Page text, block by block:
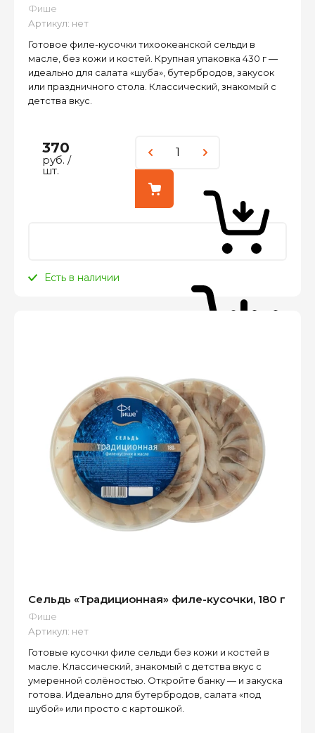
Фише
Артикул: нет
Готовое филе-кусочки тихоокеанской сельди в
масле, без кожи и костей. Крупная упаковка 430 г —
идеально для салата «шуба», бутербродов, закусок
или праздничного стола. Классический, знакомый с
детства вкус.
370
руб. /
шт.
Есть в наличии
Сельдь «Традиционная» филе-кусочки, 180 г
Фише
Артикул: нет
Готовые кусочки филе сельди без кожи и костей в
масле. Классический, знакомый с детства вкус с
умеренной солёностью. Откройте банку — и закуска
готова. Идеально для бутербродов, салата «под
шубой» или просто с картошкой.